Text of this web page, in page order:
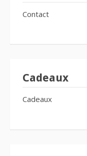
Contact
Cadeaux
Cadeaux